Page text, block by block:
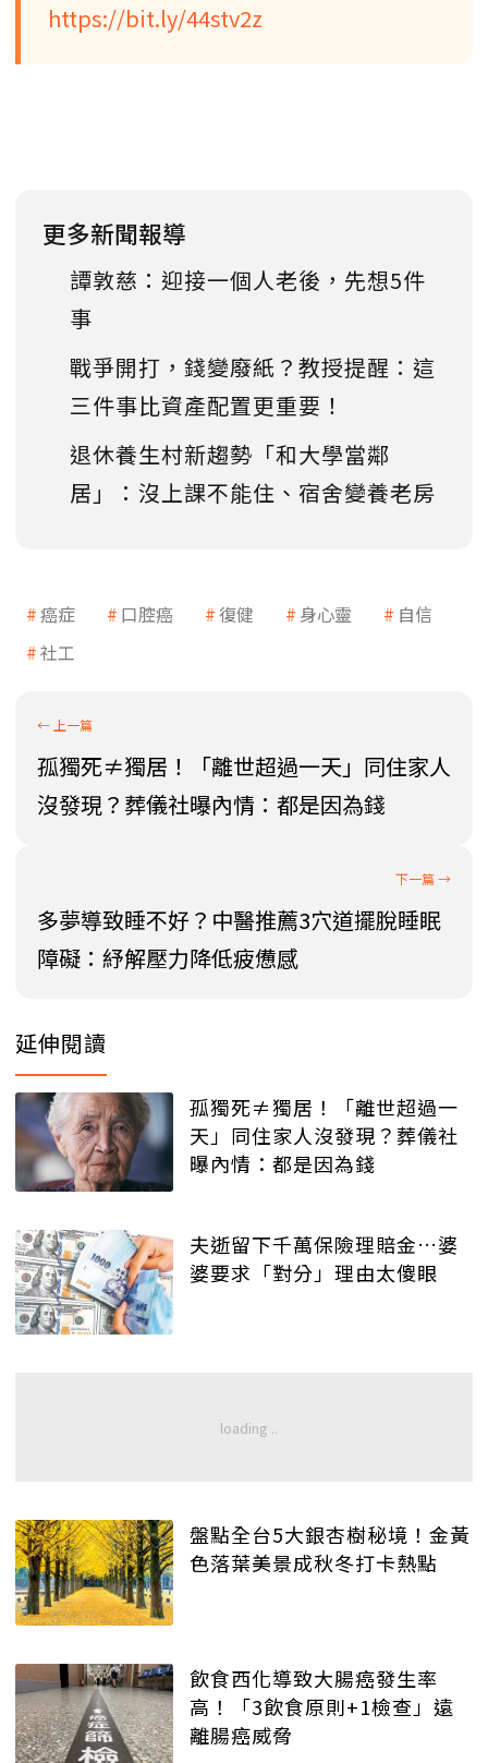
https://bit.ly/44stv2z
更多新聞報導
譚敦慈：迎接一個人老後，先想5件
事
戰爭開打，錢變廢紙？教授提醒：這
三件事比資產配置更重要！
退休養生村新趨勢「和大學當鄰
居」：沒上課不能住、宿舍變養老房
癌症 口腔癌 復健 身心靈
自信
社工
孤獨死≠獨居！「離世超過一天」同住家人
沒發現？葬儀社曝內情：都是因為錢
多夢導致睡不好？中醫推薦3穴道擺脫睡眠
障礙：紓解壓力降低疲憊感
延伸閱讀
孤獨死≠獨居！「離世超過一
天」同住家人沒發現？葬儀社
曝內情：都是因為錢
夫逝留下千萬保險理賠金…婆
婆要求「對分」理由太傻眼
盤點全台5大銀杏樹秘境！金黃
色落葉美景成秋冬打卡熱點
飲食西化導致大腸癌發生率
高！「3飲食原則+1檢查」遠
離腸癌威脅